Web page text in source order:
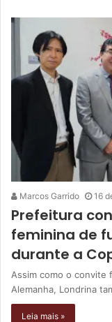
Marcos Garrido 16
Prefeitura
feminina de
durante a
Assim como o convite
Alemanha, Londrina
Leia mais »